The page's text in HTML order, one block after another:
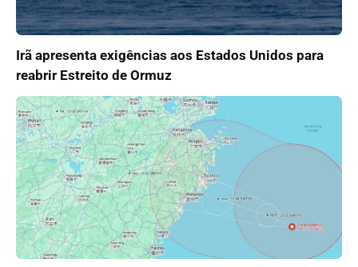
Irã apresenta exigências aos Estados Unidos para
reabrir Estreito de Ormuz